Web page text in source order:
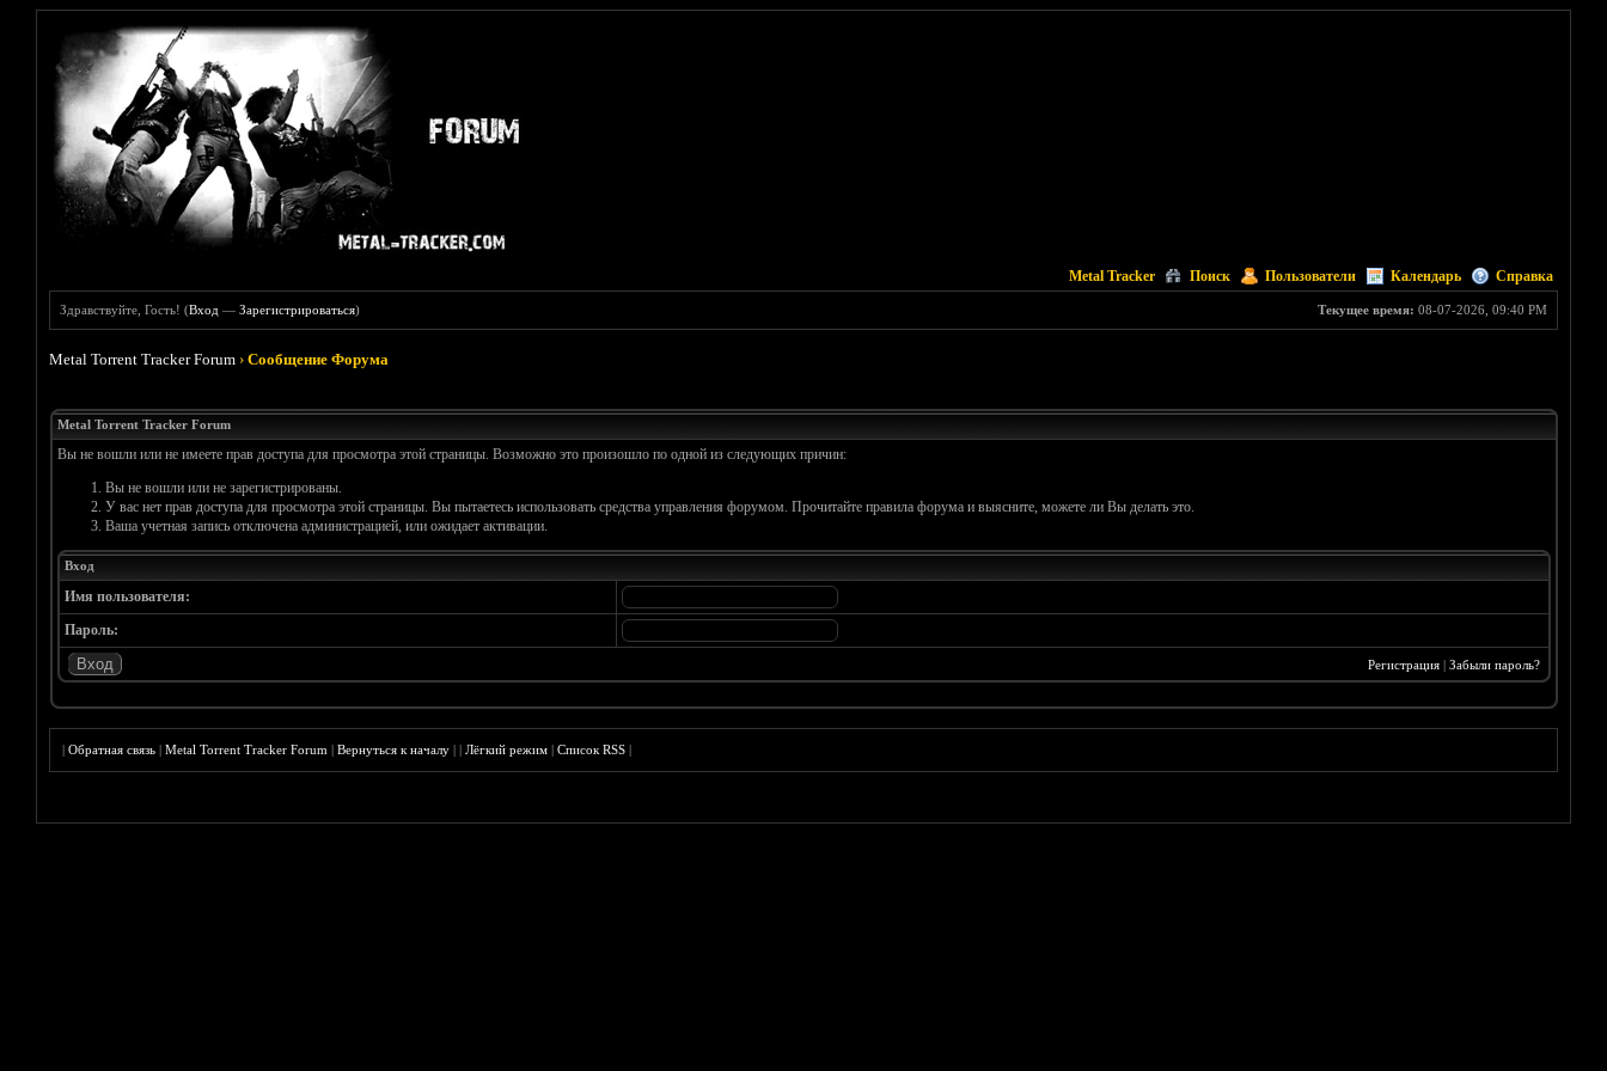
Metal Tracker Поиск Пользователи Календарь Справка
Текущее время: 08-07-2026, 09:40 PM
Здравствуйте, Гость! (Вход —Зарегистрироваться)
Metal Torrent Tracker Forum ›Сообщение Форума
Metal Torrent Tracker Forum
Вы не вошли или не имеете прав доступа для просмотра этой страницы. Возможно это произошло по одной из следующих причин:
Вы не вошли или не зарегистрированы.
У вас нет прав доступа для просмотра этой страницы. Вы пытаетесь использовать средства управления форумом. Прочитайте правила форума и выясните, можете ли Вы делать это.
Ваша учетная запись отключена администрацией, или ожидает активации.
Вход
Имя пользователя:
Пароль:
Регистрация| Забыли пароль?
|Обратная связь |Metal Torrent Tracker Forum |Вернуться к началу ||Лёгкий режим |Список RSS |